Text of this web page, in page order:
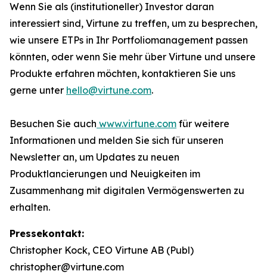
Wenn Sie als (institutioneller) Investor daran
interessiert sind, Virtune zu treffen, um zu besprechen,
wie unsere ETPs in Ihr Portfoliomanagement passen
könnten, oder wenn Sie mehr über Virtune und unsere
Produkte erfahren möchten, kontaktieren Sie uns
gerne unter hello@virtune.com.
Besuchen Sie auch www.virtune.com für weitere
Informationen und melden Sie sich für unseren
Newsletter an, um Updates zu neuen
Produktlancierungen und Neuigkeiten im
Zusammenhang mit digitalen Vermögenswerten zu
erhalten.
Pressekontakt:
Christopher Kock, CEO Virtune AB (Publ)
christopher@virtune.com